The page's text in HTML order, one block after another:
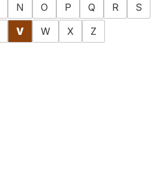
N O P Q R
S
V W X Z